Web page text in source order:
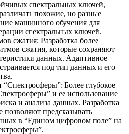
спектральных ключей,
похожие, но разные
машинного обучения для
спектральных ключей.
сжатия: Разработка более
сжатия, которые сохраняют
данных. Адаптивное
под тип данных и его
“Спектросферы”: Более глубокое
и ее использование
и анализа данных. Разработка
позволяют предсказывать
в “Едином цифровом поле” на